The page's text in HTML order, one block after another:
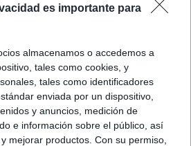
es importante para
almacenamos o accedemos a
tales como cookies, y
tales como identificadores
enviada por un dispositivo,
y anuncios, medición de
e información sobre el público, así
mejorar productos. Con su permiso,